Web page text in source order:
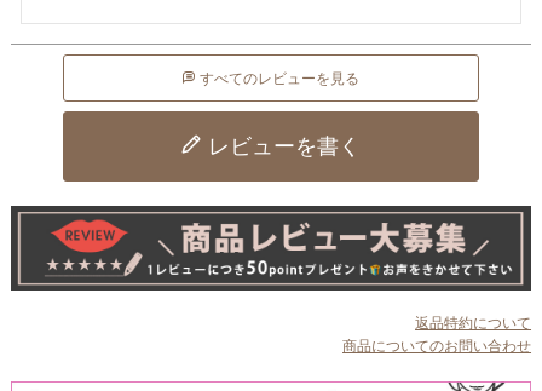
すべてのレビューを見る
レビューを書く
返品特約について
商品についてのお問い合わせ